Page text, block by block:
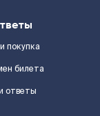
покупка
билета
ответы